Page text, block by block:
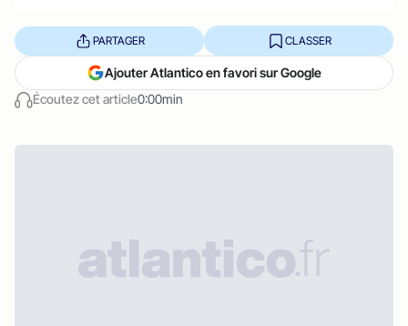
Écoutez cet article0:00min
PARTAGER CLASSER
Ajouter Atlantico en favori sur Google